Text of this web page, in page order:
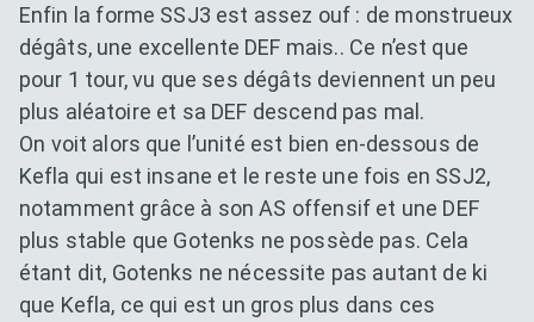
Enfin la forme SSJ3 est assez ouf : de monstrueux
dégâts, une excellente DEF mais.. Ce n’est que
pour 1 tour, vu que ses dégâts deviennent un peu
plus aléatoire et sa DEF descend pas mal.
On voit alors que l’unité est bien en-dessous de
Kefla qui est insane et le reste une fois en SSJ2,
notamment grâce à son AS offensif et une DEF
plus stable que Gotenks ne possède pas. Cela
étant dit, Gotenks ne nécessite pas autant de ki
que Kefla, ce qui est un gros plus dans ces